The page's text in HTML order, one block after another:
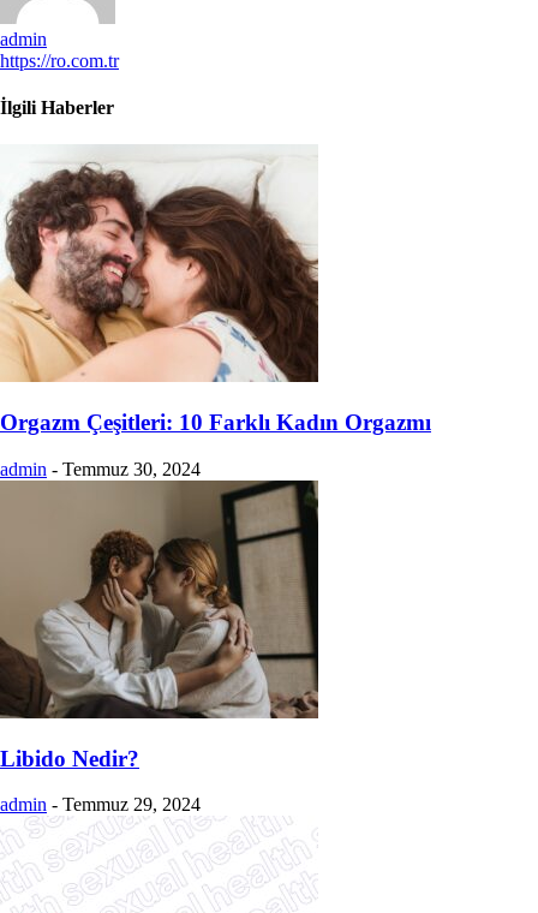
admin
https://ro.com.tr
İlgili Haberler
Orgazm Çeşitleri: 10 Farklı Kadın Orgazmı
admin - Temmuz 30, 2024
Libido Nedir?
admin - Temmuz 29, 2024